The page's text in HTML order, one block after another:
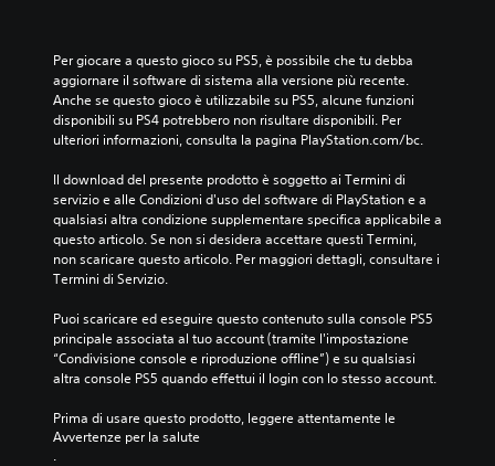
Per giocare a questo gioco su PS5, è possibile che tu debba
aggiornare il software di sistema alla versione più recente.
Anche se questo gioco è utilizzabile su PS5, alcune funzioni
disponibili su PS4 potrebbero non risultare disponibili. Per
ulteriori informazioni, consulta la pagina PlayStation.com/bc.
Il download del presente prodotto è soggetto ai Termini di
servizio e alle Condizioni d'uso del software di PlayStation e a
qualsiasi altra condizione supplementare specifica applicabile a
questo articolo. Se non si desidera accettare questi Termini,
non scaricare questo articolo. Per maggiori dettagli, consultare i
Termini di Servizio.
Puoi scaricare ed eseguire questo contenuto sulla console PS5
principale associata al tuo account (tramite l'impostazione
“Condivisione console e riproduzione offline”) e su qualsiasi
altra console PS5 quando effettui il login con lo stesso account.
Prima di usare questo prodotto, leggere attentamente le
Avvertenze per la salute
.